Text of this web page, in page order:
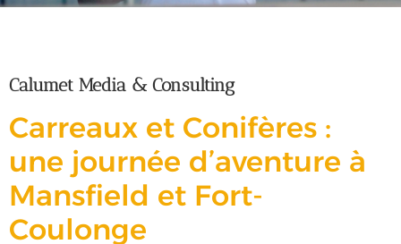
Calumet Media & Consulting
Carreaux et Conifères :
une journée d’aventure à
Mansfield et Fort-
Coulonge